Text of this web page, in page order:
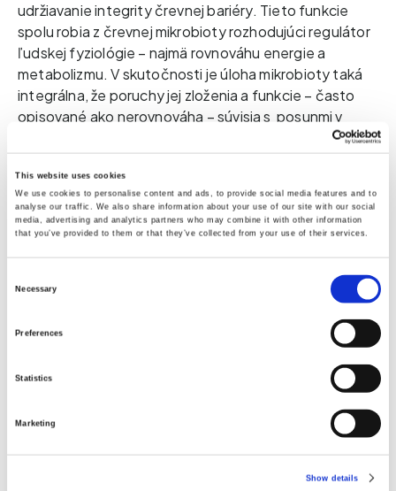
This website uses cookies
We use cookies to personalise content and ads, to provide social media features and to
analyse our traffic. We also share information about your use of our site with our social
media, advertising and analytics partners who may combine it with other information
that you’ve provided to them or that they’ve collected from your use of their services.
Necessary
Preferences
Statistics
Marketing
Show details
udržiavanie integrity črevnej bariéry. Tieto funkcie
spolu robia z črevnej mikrobioty rozhodujúci regulátor
ľudskej fyziológie – najmä rovnováhu energie a
metabolizmu. V skutočnosti je úloha mikrobioty taká
integrálna, že poruchy jej zloženia a funkcie – často
opisované ako nerovnováha – súvisia s posunmi v
Vo vyváženom stave mikrobiota zachováva jemnú
harmóniu medzi prospešnými a potenciálne rušivými
mikroorganizmami.Táto rovnováha podporuje
funkciu črevnej bariéry, moduluje imunitné
táto rovnováha zmení, môžu sa objaviť signály stresu
alebo nerovnováhy – v črevách a vo väčšej miere aj v
tele.